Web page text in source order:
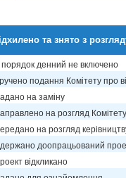
та знято з
порядок денний не включено
подання Комітету про
на заміну
на розгляд Комітету
на розгляд
доопрацьований
відкликано